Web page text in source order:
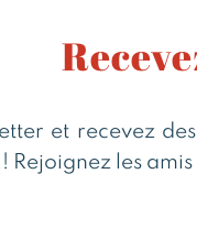
et recevez
Rejoignez les